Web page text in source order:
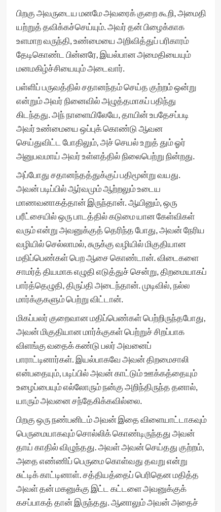
பிறகு அவருடைய மனமே அவரைக் குறை கூறி, அமைதி
யற்றுத் தவிக்கச்செய்யும். அவர் தன் பிழைக்காக
உளமாற வருந்தி, உண்மையை அறிவித்துப் பரிகாரம்
தேடிகொண்ட பின்னரே, இயல்பான அமைதியையும்
மனமகிழ்ச்சியையும் அடைவார்.
பள்ளிப் பருவத்தில் சதானந்தம் செய்த குற்றம் ஒன்று
என்றும் அவர் நினைவில் அழுத்தமாகப் பதிந்து
கிடந்தது. அந் நாளையிலேயே, தாயின் உபதேசப்படி
அவர் உண்மையை ஒப்புக் கொண்டு ஆவன
செய்துவிட்ட போதிலும், அச் செயல் உறுத் தும் ஓர்
அனுபவமாய் அவர் உள்ளத்தில் நிலைபெற்று நின்றது.
அப்போது சதானந்தத்துக்குப் பதிமூன்று வயது.
அவன் படிப்பில் ஆர்வமும் ஆற்றலும் உடைய
மாணவனாகத்தான் இருந்தான். ஆயினும், ஒரு
பரீட்சையில் ஒரு பாடத்தில் கடுமை யான கேள்விகள்
வரும் என்று அவனுக்குத் தெரிந்த போது, அவன் நேரிய
வழியில் செல்லாமல், சுருக்கு வழியில் மிகுதியான
மதிப்பெண்கள் பெற ஆசை கொண்டான். விடைகளை
சாமர்த் தியமாக எழுதி எடுத்துச் சென்று, திறமையாகப்
பார்த்தெழுதி, திருப்தி அடைந்தான். முடிவில், நல்ல
மார்க்குகளும் பெற்று விட்டான்.
மிகப்பலர் குறைவான மதிப்பெண்கள் பெற்றிருந்தபோது,
அவன் மிகுதியான மார்க்குகள் பெற்றுச் சிறப்பாக
விளங்கு வதைக் கண்டு பலர் அவனைப்
பாராட்டினார்கள். இயல்பாகவே அவன் திறமைசாலி
என்பதையும், படிப்பில் அவன் காட்டும் ஊக்கத்தையும்
உழைப்பையும் எல்லோரும் நன்கு அறிந்திருந்த தனால்,
யாரும் அவனை சந்தேகிக்கவில்லை.
பிறகு ஒரு நண்பனிடம் அவன் இதை விளையாட்டாகவும்
பெருமையாகவும் சொல்லிக் கொண்டிருந்தது அவன்
தாய் காதில் விழுந்தது. அவள் அவன் செய்தது குற்றம்,
அதை எண்ணிப் பெருமை கொள்வது தவறு என்று
சுட்டிக் காட்டினாள். சத்தியத்தைப் பெரிதென மதித்த
அவள் தன் மகனுக்கு இட்ட கட்டளை அவனுக்குக்
கசப்பாகத் தான் இருந்தது. ஆனாலும் அவன் அதைச்